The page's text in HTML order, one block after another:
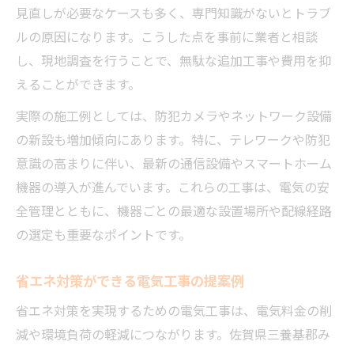
見直しが必要なケースも多く、専門知識がないとトラブ
ルの原因になります。こうした点を事前に業者と相談
し、現地調査を行うことで、無駄な追加工事や費用を抑
えることができます。
実際の施工例としては、防犯カメラやネットワーク設備
の新設も増加傾向にあります。特に、テレワークや防犯
意識の高まりに伴い、最新の通信設備やスマートホーム
機器の導入が進んでいます。これらの工事は、電気の安
全管理とともに、機器ごとの最適な設置場所や配線経路
の選定も重要なポイントです。
省エネ対策ができる電気工事の提案例
省エネ対策を実現するための電気工事は、電気料金の削
減や環境負荷の軽減につながります。佐賀県三養基郡み